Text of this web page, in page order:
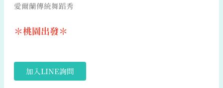
愛爾蘭傳統舞蹈秀
＊桃園出發＊
加入LINE詢問